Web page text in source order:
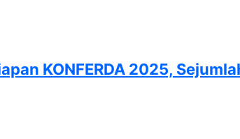
KONFERDA 2025,